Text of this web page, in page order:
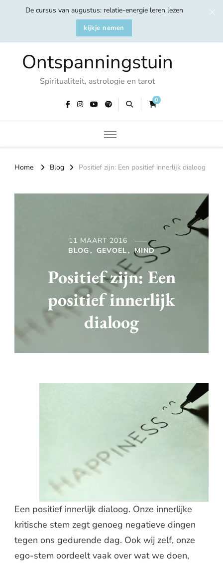
De cursus van augustus: relatie-energie leren lezen
kijkje nemen
Ontspanningstuin
Spiritualiteit, astrologie en tarot
0
Home Blog Positief zijn: Een positief innerlijk dialoog
11 MAART 2016
BLOG
GEVOEL MIND
Positief zijn: Een
positief innerlijk
dialoog
Een positief innerlijk dialoog. Onze innerlijke
kritische stem zegt genoeg negatieve dingen
tegen ons gedurende dag. Ook wij zelf, onze
ego-stem oordeelt vaak over wat we doen,